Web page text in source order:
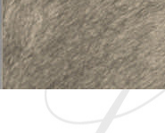
HUNDKLÄDER,